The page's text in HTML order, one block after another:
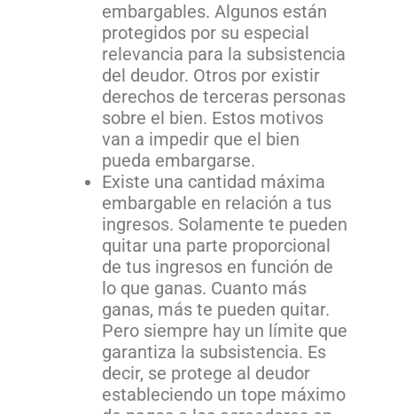
embargables. Algunos están
protegidos por su especial
relevancia para la subsistencia
del deudor. Otros por existir
derechos de terceras personas
sobre el bien. Estos motivos
van a impedir que el bien
pueda embargarse.
Existe una cantidad máxima
embargable en relación a tus
ingresos. Solamente te pueden
quitar una parte proporcional
de tus ingresos en función de
lo que ganas. Cuanto más
ganas, más te pueden quitar.
Pero siempre hay un límite que
garantiza la subsistencia. Es
decir, se protege al deudor
estableciendo un tope máximo